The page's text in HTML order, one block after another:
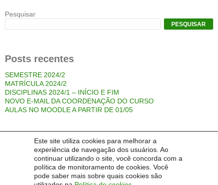
Este site utiliza cookies para melhorar a
experiência de navegação dos usuários. Ao
continuar utilizando o site, você concorda com a
política de monitoramento de cookies. Você
pode saber mais sobre quais cookies são
Pesquisar
PESQUISAR
Posts recentes
SEMESTRE 2024/2
MATRÍCULA 2024/2
DISCIPLINAS 2024/1 – INÍCIO E FIM
NOVO E-MAIL DA COORDENAÇÃO DO CURSO
AULAS NO MOODLE A PARTIR DE 01/05
Comentários
Um comentarista do WordPressemOlá estudantes do curso de
especialização em Mídia e Educação!